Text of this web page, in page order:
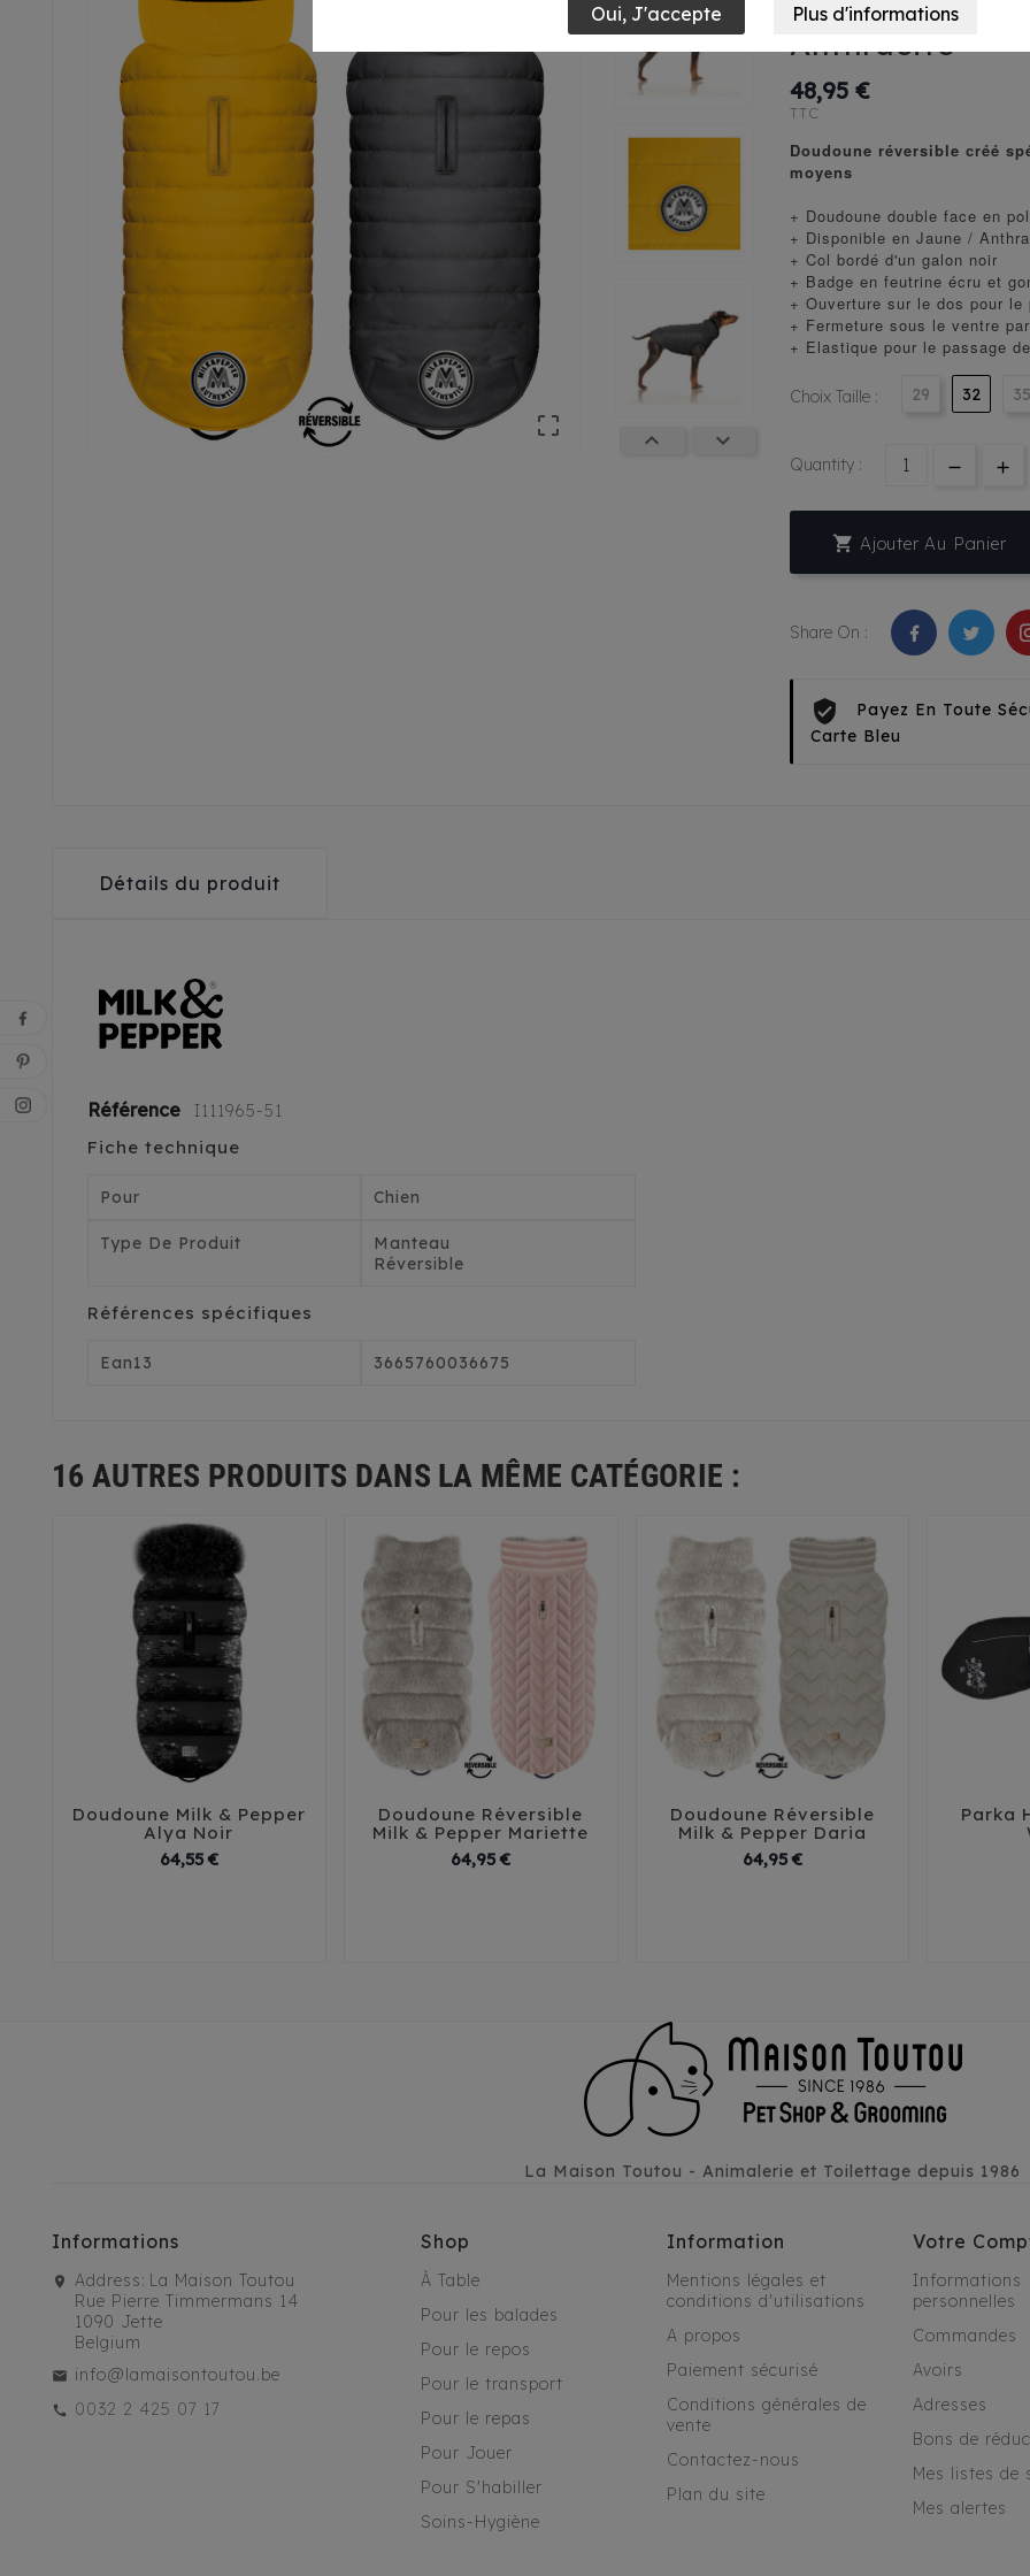

 
Pepper Arctik
Anthracite
48,95 €
TTC
Doudoune réversible créé
moyens
+ Doudoune double face en
+ Disponible en Jaune /
+ Col bordé d'un galon noir
+ Badge en feutrine écru et
+ Ouverture sur le dos pour
+ Fermeture sous le ventre
+ Elastique pour le passage
Choix Taille : 29 32 35
Quantity :
 Ajouter Au Panier
Share On :
Payez En Toute
Carte Bleu
Détails du produit
Référence I111965-51
Fiche technique
Pour Chien
Type De Produit
Manteau
Réversible
Références spécifiques
Ean13 3665760036675
16 AUTRES PRODUITS DANS LA MÊME CATÉGORIE :
  
Doudoune Milk & Pepper
Alya Noir
64,55 €Prix
  
Doudoune Réversible
Milk & Pepper Mariette
64,95 €Prix
  
Doudoune Réversible
Milk & Pepper Daria
64,95 €Prix
Parka
La Maison Toutou - Animalerie et Toilettage depuis 1986
Informations
Address: La Maison Toutou
Rue Pierre Timmermans 14
1090 Jette
Belgium
info@lamaisontoutou.be
0032 2 425 07 17
Shop
À Table
Pour les balades
Pour le repos
Pour le transport
Pour le repas
Pour Jouer
Pour S'habiller
Soins-Hygiène
Information
Mentions légales et
conditions d'utilisations
A propos
Paiement sécurisé
Conditions générales de
vente
Contactez-nous
Plan du site
Votre
Informations
personnelles
Commandes
Avoirs
Adresses
Bons de
Mes listes de
Mes alertes